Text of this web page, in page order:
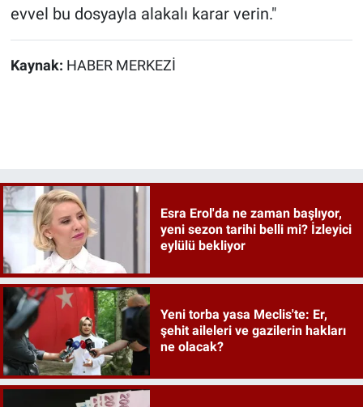
evvel bu dosyayla alakalı karar verin."
Kaynak: HABER MERKEZİ
Esra Erol'da ne zaman başlıyor,
yeni sezon tarihi belli mi? İzleyici
eylülü bekliyor
Yeni torba yasa Meclis'te: Er,
şehit aileleri ve gazilerin hakları
ne olacak?